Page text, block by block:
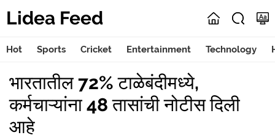
Lidea Feed
Hot Sports Cricket Entertainment Technology
भारतातील 72% टाळेबंदीमध्ये,
कर्मचाऱ्यांना 48 तासांची नोटीस दिली
आहे